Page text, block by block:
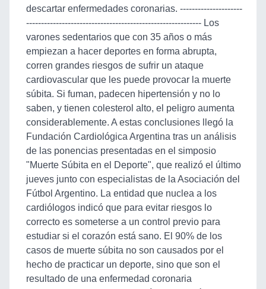
descartar enfermedades coronarias. ---------------------
----------------------------------------------------------- Los
varones sedentarios que con 35 años o más
empiezan a hacer deportes en forma abrupta,
corren grandes riesgos de sufrir un ataque
cardiovascular que les puede provocar la muerte
súbita. Si fuman, padecen hipertensión y no lo
saben, y tienen colesterol alto, el peligro aumenta
considerablemente. A estas conclusiones llegó la
Fundación Cardiológica Argentina tras un análisis
de las ponencias presentadas en el simposio
"Muerte Súbita en el Deporte", que realizó el último
jueves junto con especialistas de la Asociación del
Fútbol Argentino. La entidad que nuclea a los
cardiólogos indicó que para evitar riesgos lo
correcto es someterse a un control previo para
estudiar si el corazón está sano. El 90% de los
casos de muerte súbita no son causados por el
hecho de practicar un deporte, sino que son el
resultado de una enfermedad coronaria